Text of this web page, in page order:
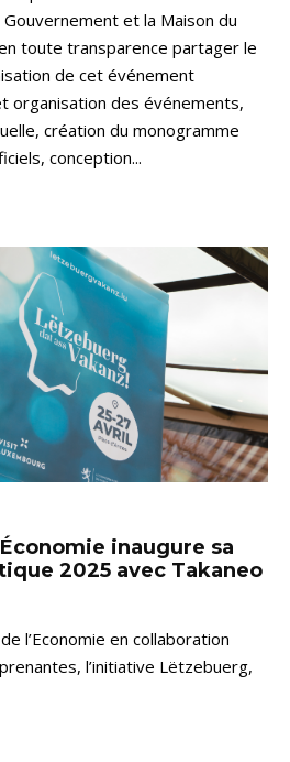
Gouvernement et la Maison du
toute transparence partager le
de cet événement
organisation des événements,
création du monogramme
conception...
inaugure sa
2025 avec Takaneo
l’Economie en collaboration
l’initiative Lëtzebuerg,